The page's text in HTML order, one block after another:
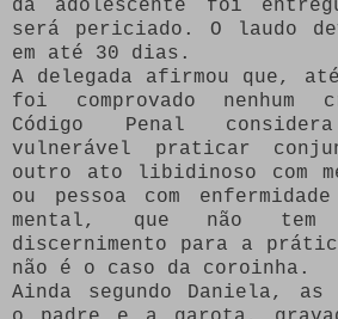
da adolescente foi
será periciado. O laudo
em até 30 dias.
A delegada afirmou que,
foi comprovado nenhum
Código Penal
vulnerável praticar
outro ato libidinoso com
ou pessoa com
mental, que não tem
discernimento para a
não é o caso da coroinha.
Ainda segundo Daniela, as